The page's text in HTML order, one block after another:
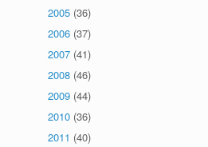
2005 (36)
2006 (37)
2007 (41)
2008 (46)
2009 (44)
2010 (36)
2011 (40)